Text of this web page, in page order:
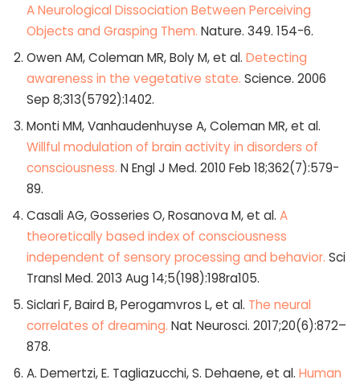
A Neurological Dissociation Between Perceiving
Objects and Grasping Them. Nature. 349. 154-6.
Owen AM, Coleman MR, Boly M, et al. Detecting
awareness in the vegetative state. Science. 2006
Sep 8;313(5792):1402.
Monti MM, Vanhaudenhuyse A, Coleman MR, et al.
Willful modulation of brain activity in disorders of
consciousness. N Engl J Med. 2010 Feb 18;362(7):579-
89.
Casali AG, Gosseries O, Rosanova M, et al. A
theoretically based index of consciousness
independent of sensory processing and behavior. Sci
Transl Med. 2013 Aug 14;5(198):198ra105.
Siclari F, Baird B, Perogamvros L, et al. The neural
correlates of dreaming. Nat Neurosci. 2017;20(6):872–
878.
A. Demertzi, E. Tagliazucchi, S. Dehaene, et al. Human